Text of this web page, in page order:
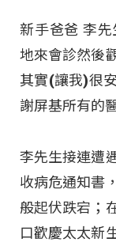
新手爸爸 李
地來會診然後
其實(讓我)很
謝屏基所有的
李先生接連遭
收病危通知書
般起伏跌宕；
口歡慶太太新